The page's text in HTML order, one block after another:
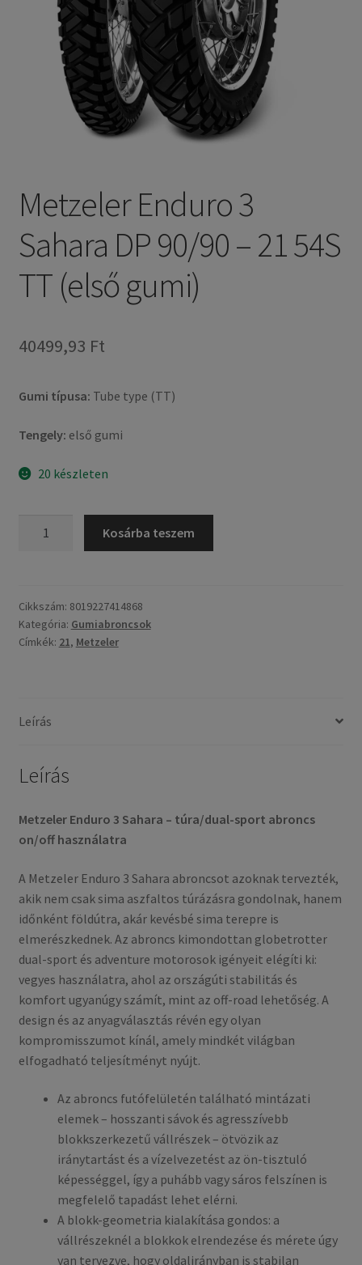
Metzeler Enduro 3
Sahara DP 90/90 – 21 54S
TT (első gumi)
40499,93 Ft
Gumi típusa: Tube type (TT)
Tengely: első gumi
20 készleten
DP
90/90
-
(első
mennyiség
Kosárba teszem
Cikkszám: 8019227414868
Kategória: Gumiabroncsok
Címkék: 21, Metzeler
Leírás
Leírás
Metzeler Enduro 3 Sahara – túra/dual-sport abroncs
on/off használatra
A Metzeler Enduro 3 Sahara abroncsot azoknak tervezték,
akik nem csak sima aszfaltos túrázásra gondolnak, hanem
időnként földútra, akár kevésbé sima terepre is
elmerészkednek. Az abroncs kimondottan globetrotter
dual-sport és adventure motorosok igényeit elégíti ki:
vegyes használatra, ahol az országúti stabilitás és
komfort ugyanúgy számít, mint az off-road lehetőség. A
design és az anyagválasztás révén egy olyan
kompromisszumot kínál, amely mindkét világban
elfogadható teljesítményt nyújt.
Az abroncs futófelületén található mintázati
elemek – hosszanti sávok és agresszívebb
blokkszerkezetű vállrészek – ötvözik az
iránytartást és a vízelvezetést az ön-tisztuló
képességgel, így a puhább vagy sáros felszínen is
megfelelő tapadást lehet elérni.
A blokk-geometria kialakítása gondos: a
vállrészeknél a blokkok elrendezése és mérete úgy
van tervezve, hogy oldalirányban is stabilan